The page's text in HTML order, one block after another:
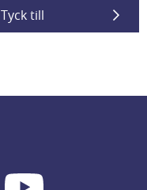
Tyck till